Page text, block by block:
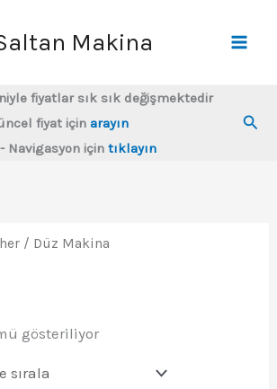
Makina
fiyatlar sık sık değişmektedir
fiyat için arayın
Navigasyon için tıklayın
/ Düz Makina
gösteriliyorEn
sıralandı